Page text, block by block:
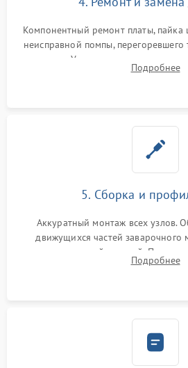
Компонентный ремонт платы, пайка
неисправной помпы,
жерновов. Установка новых
ring) и тефлоновых трубок для
Подробнее
5. Сборка и
Аккуратный монтаж всех узлов.
движущихся частей
силиконовой смазкой.
декальцинации и очисткиПодробнее